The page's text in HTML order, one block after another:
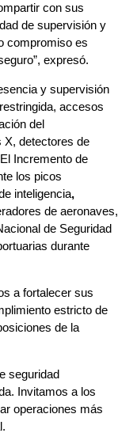
con sus
de supervisión y
compromiso es
expresó.
y supervisión
accesos
del
X, detectores de
Incremento de
los picos
inteligencia,
de aeronaves,
de Seguridad
durante
a fortalecer sus
estricto de
de la
seguridad
Invitamos a los
operaciones más